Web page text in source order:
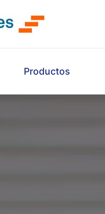
Productos